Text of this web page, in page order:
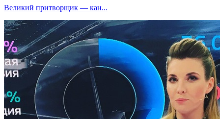
Великий притворщик — кан...